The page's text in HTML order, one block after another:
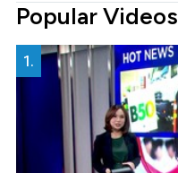
Popular Videos
1.